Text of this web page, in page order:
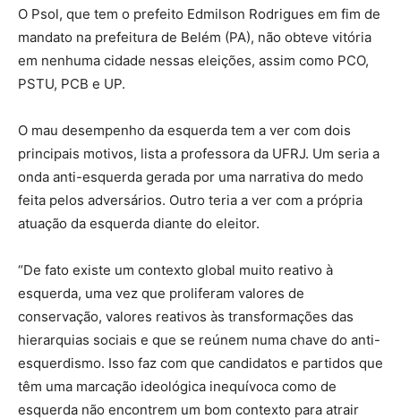
O Psol, que tem o prefeito Edmilson Rodrigues em fim de
mandato na prefeitura de Belém (PA), não obteve vitória
em nenhuma cidade nessas eleições, assim como PCO,
PSTU, PCB e UP.
O mau desempenho da esquerda tem a ver com dois
principais motivos, lista a professora da UFRJ. Um seria a
onda anti-esquerda gerada por uma narrativa do medo
feita pelos adversários. Outro teria a ver com a própria
atuação da esquerda diante do eleitor.
“De fato existe um contexto global muito reativo à
esquerda, uma vez que proliferam valores de
conservação, valores reativos às transformações das
hierarquias sociais e que se reúnem numa chave do anti-
esquerdismo. Isso faz com que candidatos e partidos que
têm uma marcação ideológica inequívoca como de
esquerda não encontrem um bom contexto para atrair